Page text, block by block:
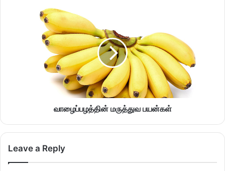
வாழைப்பழத்தின் மருத்துவ பயன்கள்
Leave a Reply